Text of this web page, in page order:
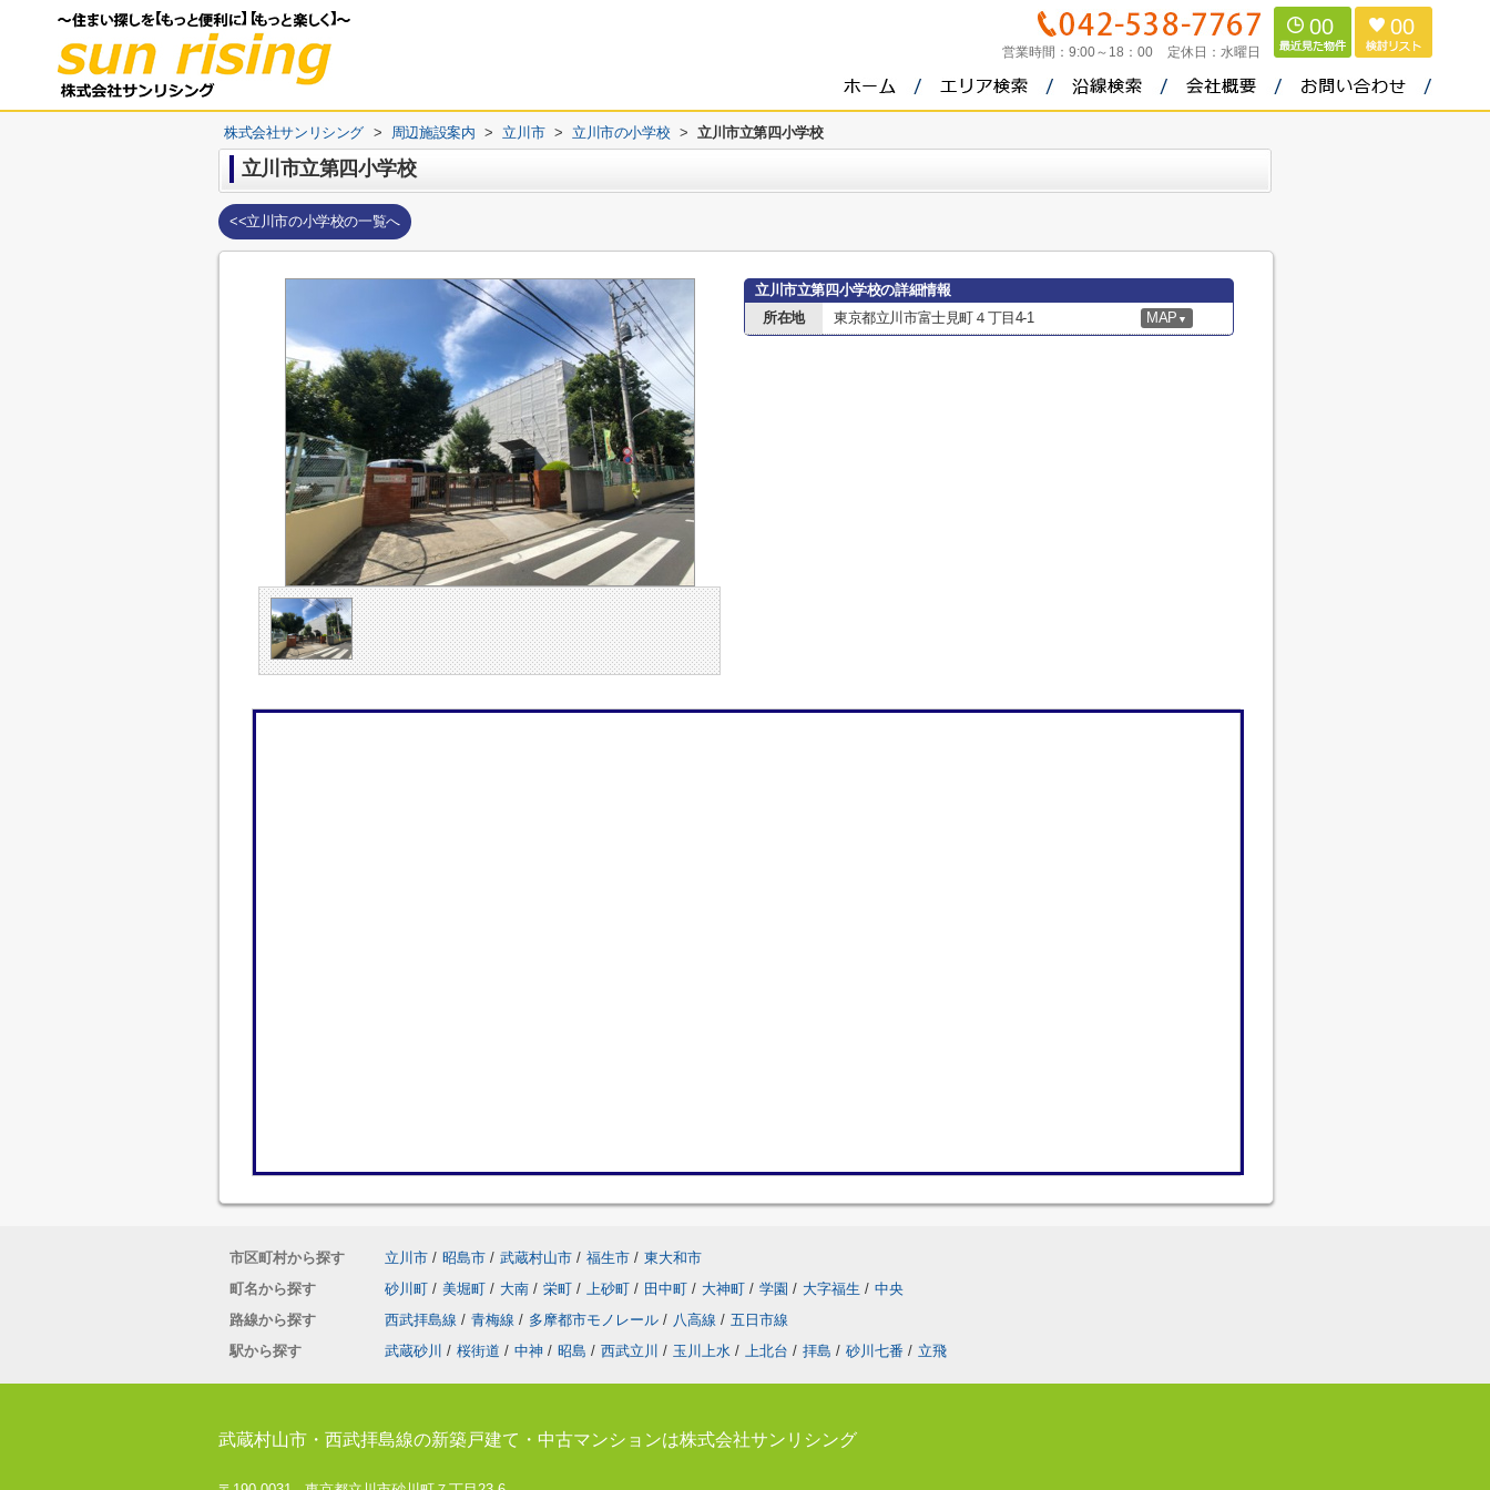
営業時間： 9:00～18：00 定休日： 水曜日
00 00
株式会社サンリシング > 周辺施設案内 > 立川市 > 立川市の小学校 > 立川市立第四小学校
立川市立第四小学校
<<立川市の小学校の一覧へ
立川市立第四小学校の詳細情報
所在地
東京都立川市富士見町４丁目4-1 MAP ▼
市区町村から探す 立川市 / 昭島市 / 武蔵村山市 / 福生市 / 東大和市
町名から探す
砂川町 / 美堀町 / 大南 / 栄町 / 上砂町 / 田中町 / 大神町 / 学園 / 大字福生 / 中央
路線から探す
西武拝島線 / 青梅線 / 多摩都市モノレール / 八高線 / 五日市線
駅から探す
武蔵砂川 / 桜街道 / 中神 / 昭島 / 西武立川 / 玉川上水 / 上北台 / 拝島 / 砂川七番 / 立飛
武蔵村山市・西武拝島線の新築戸建て・中古マンションは株式会社サンリシング